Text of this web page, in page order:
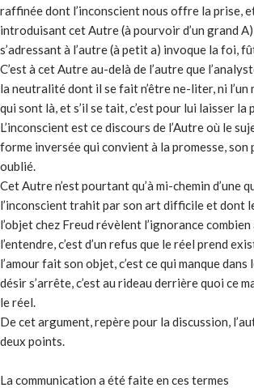
raffinée dont l’inconscient nous offre la prise,
introduisant cet Autre (à pourvoir d’un grand
s’adressant à l’autre (à petit a) invoque la foi,
C’est à cet Autre au-delà de l’autre que
la neutralité dont il se fait n’être ne-liter, ni l’un
qui sont là, et s’il se tait, c’est pour lui laisser la
L’inconscient est ce discours de l’Autre où le
forme inversée qui convient à la promesse, son
oublié.
Cet Autre n’est pourtant qu’à mi-chemin d’une
l’inconscient trahit par son art difficile et dont
l’objet chez Freud révèlent l’ignorance
l’entendre, c’est d’un refus que le réel prend
l’amour fait son objet, c’est ce qui manque dans
désir s’arrête, c’est au rideau derrière quoi ce
le réel.
De cet argument, repère pour la discussion,
deux points.
La communication a été faite en ces termes